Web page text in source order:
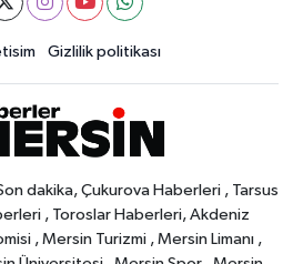
Gizlilik politikası
dakika, Çukurova Haberleri , Tarsus
, Toroslar Haberleri, Akdeniz
, Mersin Turizmi , Mersin Limanı ,